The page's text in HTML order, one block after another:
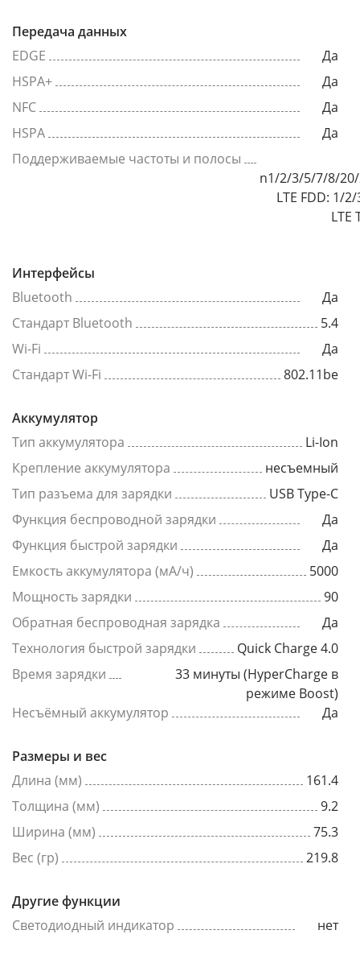
Передача данных
EDGE
Да
HSPA+
Да
NFC
Да
HSPA
Да
Поддерживаемые частоты и полосы
n1/2/3/5/7/8/
LTE FDD: 1/
LTE
Интерфейсы
Bluetooth
Да
Стандарт Bluetooth
5.4
Wi-Fi
Да
Стандарт Wi-Fi
802.11be
Аккумулятор
Тип аккумулятора
Li-Ion
Крепление аккумулятора
несъемный
Тип разъема для зарядки
USB Type-C
Функция беспроводной зарядки
Да
Функция быстрой зарядки
Да
Емкость аккумулятора (мА/ч)
5000
Мощность зарядки
90
Обратная беспроводная зарядка
Да
Технология быстрой зарядки
Quick Charge 4.0
Время зарядки
33 минуты (HyperCharge в
режиме Boost)
Несъёмный аккумулятор
Да
Размеры и вес
Длина (мм)
161.4
Толщина (мм)
9.2
Ширина (мм)
75.3
Вес (гр)
219.8
Другие функции
Светодиодный индикатор
нет